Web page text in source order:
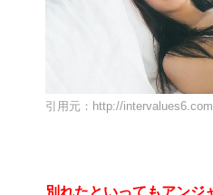
引用元：http://
別れたといってもアンジ